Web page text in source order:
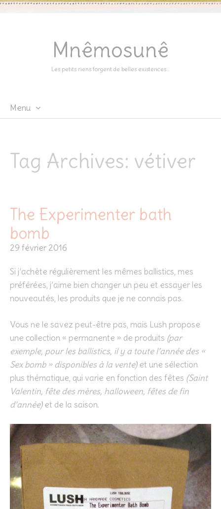
Mnêmosunê
Les petits riens forgent de belles existences…
Menu
Tag Archives: vétiver
The Experimenter bath
bomb
29 février 2016
Si j’achète régulièrement les mêmes ballistics, mes
préférées, j’aime bien changer un peu et essayer les
nouveautés, les produits que je ne connais pas.
Vous ne le savez peut-être pas, mais Lush propose
une collection « permanente » de produits (par
exemple, pour les ballistics, il y a toute l’année des «
Sex bomb » disponibles à la vente)et une sélection
plus thématique, qui varie en fonction des fêtes (Saint
Valentin, fête des mères, halloween, fêtes de fin
d’année)et de la saison.